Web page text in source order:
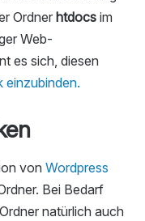
Ordner htdocs im
Web-
es sich, diesen
einzubinden.
von Wordpress
Bei Bedarf
natürlich auch